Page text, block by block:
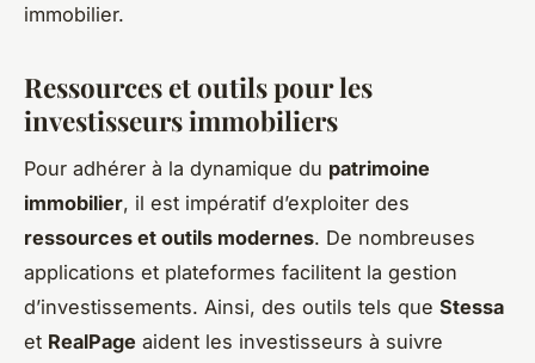
immobilier.
Ressources et outils pour les
investisseurs immobiliers
Pour adhérer à la dynamique du patrimoine
immobilier, il est impératif d’exploiter des
ressources et outils modernes. De nombreuses
applications et plateformes facilitent la gestion
d’investissements. Ainsi, des outils tels que Stessa
et RealPage aident les investisseurs à suivre